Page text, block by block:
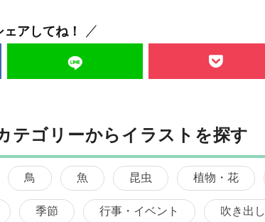
アしてね！
テゴリーからイラストを探す
鳥 魚 昆虫 植物・花
季節 行事・イベント 吹き出し